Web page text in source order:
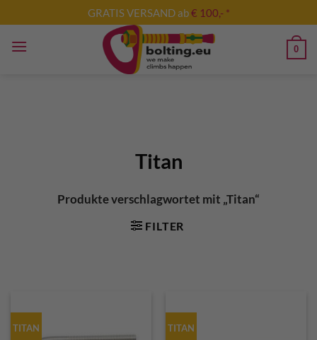
Inhalt
springen
GRATIS VERSAND ab€ 100,- *
0
Titan
Produkte verschlagwortet mit „Titan“
FILTER
TITAN TITAN